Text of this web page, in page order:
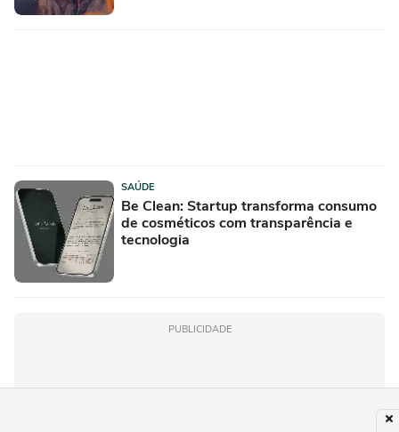
SAÚDE
Be Clean: Startup transforma consumo
de cosméticos com transparência e
tecnologia
PUBLICIDADE